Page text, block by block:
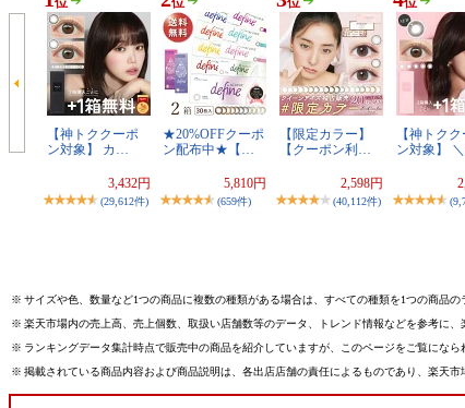
【神トククーポ
ン対象】 カ…
3,432円
(29,612件)
★20%OFFクーポ
ン配布中★【…
5,810円
(659件)
【限定カラー】
【クーポン利…
2,598円
(40,112件)
【神トク
ン対象】
※ サイズや色、数量など1つの商品に複数の種類がある場合は、すべての種類を1つの商品
※ 楽天市場内の売上高、売上個数、取扱い店舗数等のデータ、トレンド情報などを参考に
※ ランキングデータ集計時点で販売中の商品を紹介していますが、このページをご覧にな
※ 掲載されている商品内容および商品説明は、各出店店舗の責任によるものであり、楽天